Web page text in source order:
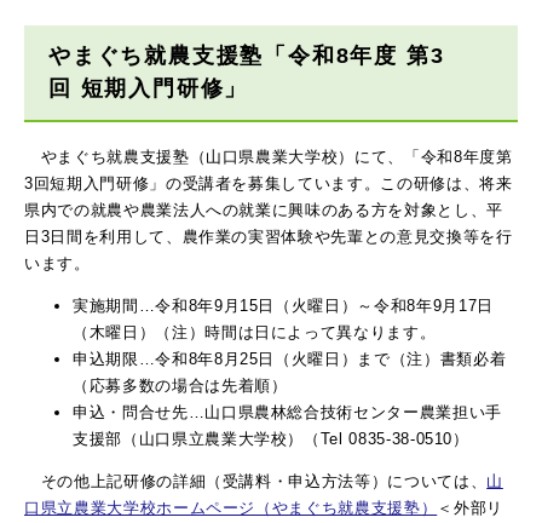
やまぐち就農支援塾「令和8年度 第3
回 短期入門研修」
やまぐち就農支援塾（山口県農業大学校）にて、「令和8年度第
3回短期入門研修」の受講者を募集しています。この研修は、将来
県内での就農や農業法人への就業に興味のある方を対象とし、平
日3日間を利用して、農作業の実習体験や先輩との意見交換等を行
います。
実施期間…令和8年9月15日（火曜日）～令和8年9月17日
（木曜日）（注）時間は日によって異なります。
申込期限…令和8年8月25日（火曜日）まで（注）書類必着
（応募多数の場合は先着順）
申込・問合せ先…山口県農林総合技術センター農業担い手
支援部（山口県立農業大学校）（Tel 0835-38-0510）
その他上記研修の詳細（受講料・申込方法等）については、 山
口県立農業大学校ホームページ（やまぐち就農支援塾）
＜外部リ